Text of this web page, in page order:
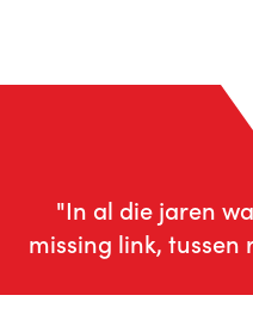
"In al die jaren
missing link, tussen